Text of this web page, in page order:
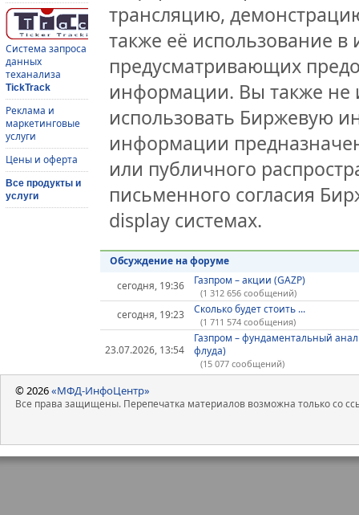
Система запроса
данных
теханализа
TickTrack
Реклама и
маркетинговые
услуги
Цены и оферта
Все продукты и
услуги
трансляцию,
также её использование
предусматривающих
информации. Вы также не
использовать Биржевую
информации
или публичного
письменного согласия
display системах.
Обсуждение на форуме
сегодня, 19:36
Газпром – акции (GAZP)
(1 312 656 сообщений)
сегодня, 19:23 Сколько будет стоить ...
(1 711 574 сообщения)
23.07.2026, 13:54
Газпром – фундаментальный
флуда)
(15 077 сообщений)
© 2026«МФД-ИнфоЦентр»
Все права защищены. Перепечатка материалов возможна только со